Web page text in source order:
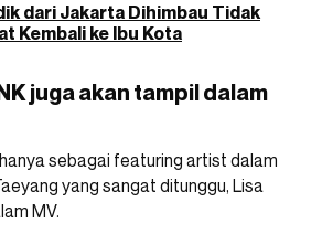
dari Jakarta Dihimbau Tidak
Kembali ke Ibu Kota
juga akan tampil dalam
sebagai featuring artist dalam
yang sangat ditunggu, Lisa
MV.